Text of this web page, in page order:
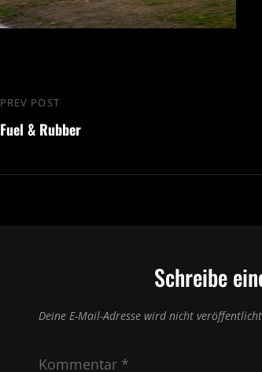
Beitragsnavigation
Previous
Post
PREV POST
Fuel & Rubber
Schreibe
Deine E-Mail-Adresse wird nicht
Kommentar *